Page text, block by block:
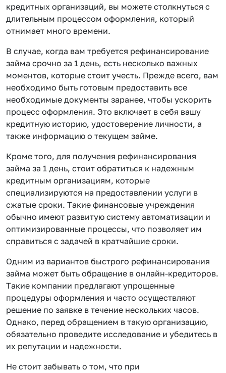
кредитных организаций, вы можете столкнуться с
длительным процессом оформления, который
отнимает много времени.
В случае, когда вам требуется рефинансирование
займа срочно за 1 день, есть несколько важных
моментов, которые стоит учесть. Прежде всего, вам
необходимо быть готовым предоставить все
необходимые документы заранее, чтобы ускорить
процесс оформления. Это включает в себя вашу
кредитную историю, удостоверение личности, а
также информацию о текущем займе.
Кроме того, для получения рефинансирования
займа за 1 день, стоит обратиться к надежным
кредитным организациям, которые
специализируются на предоставлении услуги в
сжатые сроки. Такие финансовые учреждения
обычно имеют развитую систему автоматизации и
оптимизированные процессы, что позволяет им
справиться с задачей в кратчайшие сроки.
Одним из вариантов быстрого рефинансирования
займа может быть обращение в онлайн-кредиторов.
Такие компании предлагают упрощенные
процедуры оформления и часто осуществляют
решение по заявке в течение нескольких часов.
Однако, перед обращением в такую организацию,
обязательно проведите исследование и убедитесь в
их репутации и надежности.
Не стоит забывать о том, что при